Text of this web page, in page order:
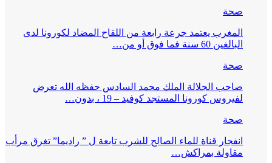
صحة
المغرب يعتمد جرعة رابعة من اللقاح المضاد لكورونا لدى
البالغين 60 سنة فما فوق أو من…
صحة
صاحب الجلالة الملك محمد السادس حفظه الله تعرض
لفيروس كورونا المستجد كوفيد – 19 ، بدون…
صحة
انفجار قناة للماء الصالح للشرب تابعة ل ” راديما” تغرق مرأب
مقاولة بمراكش…